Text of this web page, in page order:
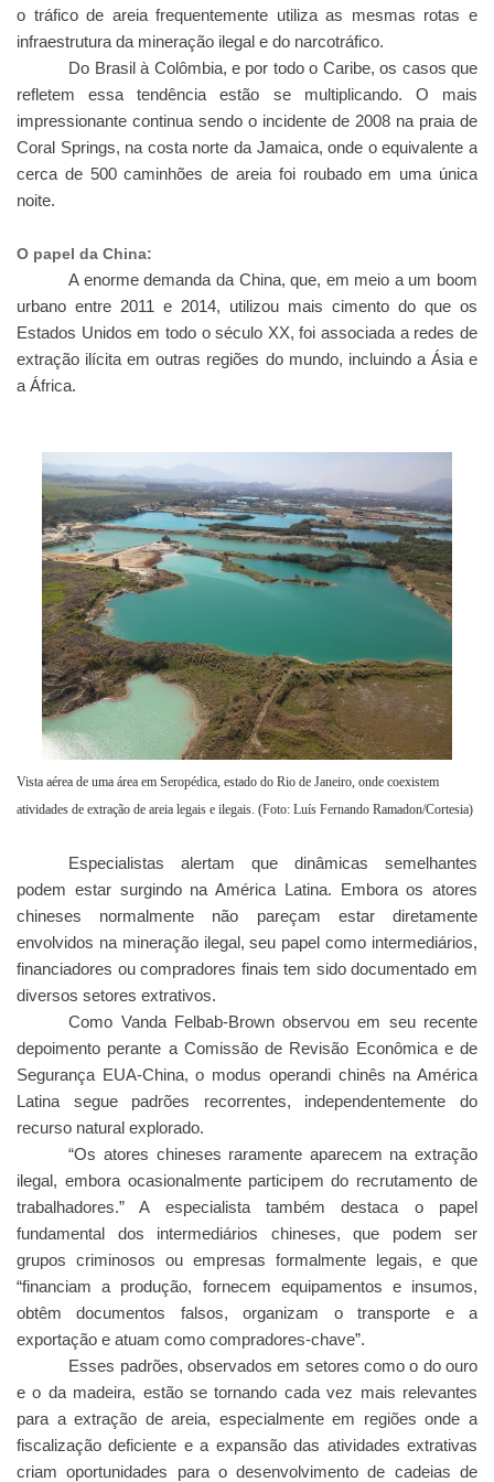
o tráfico de areia frequentemente utiliza as mesmas rotas e
infraestrutura da mineração ilegal e do narcotráfico.
Do Brasil à Colômbia, e por todo o Caribe, os casos que
refletem essa tendência estão se multiplicando. O mais
impressionante continua sendo o incidente de 2008 na praia de
Coral Springs, na costa norte da Jamaica, onde o equivalente a
cerca de 500 caminhões de areia foi roubado em uma única
noite.
O papel da China:
A enorme demanda da China, que, em meio a um boom
urbano entre 2011 e 2014, utilizou mais cimento do que os
Estados Unidos em todo o século XX, foi associada a redes de
extração ilícita em outras regiões do mundo, incluindo a Ásia e
a África.
Vista aérea de uma área em Seropédica, estado do Rio de Janeiro, onde coexistem
atividades de extração de areia legais e ilegais. (Foto: Luís Fernando Ramadon/Cortesia)
Especialistas alertam que dinâmicas semelhantes
podem estar surgindo na América Latina. Embora os atores
chineses normalmente não pareçam estar diretamente
envolvidos na mineração ilegal, seu papel como intermediários,
financiadores ou compradores finais tem sido documentado em
diversos setores extrativos.
Como Vanda Felbab-Brown observou em seu recente
depoimento perante a Comissão de Revisão Econômica e de
Segurança EUA-China, o modus operandi chinês na América
Latina segue padrões recorrentes, independentemente do
recurso natural explorado.
“Os atores chineses raramente aparecem na extração
ilegal, embora ocasionalmente participem do recrutamento de
trabalhadores.” A especialista também destaca o papel
fundamental dos intermediários chineses, que podem ser
grupos criminosos ou empresas formalmente legais, e que
“financiam a produção, fornecem equipamentos e insumos,
obtêm documentos falsos, organizam o transporte e a
exportação e atuam como compradores-chave”.
Esses padrões, observados em setores como o do ouro
e o da madeira, estão se tornando cada vez mais relevantes
para a extração de areia, especialmente em regiões onde a
fiscalização deficiente e a expansão das atividades extrativas
criam oportunidades para o desenvolvimento de cadeias de